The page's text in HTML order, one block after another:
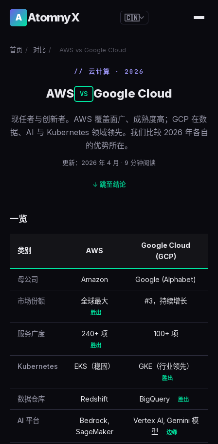
A AtomnyX 🇨🇳
🇪🇸 Español
🇧🇷 Português
🇫🇷Français
日本語
Русский
🇨🇳简体中文
Italiano
首页 / 对比 / AWS vs Google Cloud
// 云计算 · 2026
AWS VS Google Cloud
现任者与创新者。AWS 覆盖面广、成熟度高；GCP 在数
据、AI 与 Kubernetes 领域领先。我们比较 2026 年各自
的优势所在。
更新：2026 年 4 月 · 9 分钟阅读
↓ 跳至结论
一览
类别 AWS
Google Cloud
(GCP)
母公司 Amazon Google (Alphabet)
市场份额 全球最大
胜出
#3，持续增长
服务广度 240+ 项
胜出
100+ 项
Kubernetes EKS（稳固） GKE（行业领先）
胜出
数据仓库 Redshift BigQuery 胜出
AI 平台
Bedrock,
SageMaker
Vertex AI, Gemini 模
型
边缘